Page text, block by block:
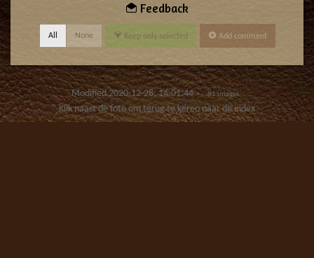
Feedback
All None Keep only selected Add comment
Modified2020-12-28; 14:01:44 81 images
Klik naast de foto om terug te keren naar de index